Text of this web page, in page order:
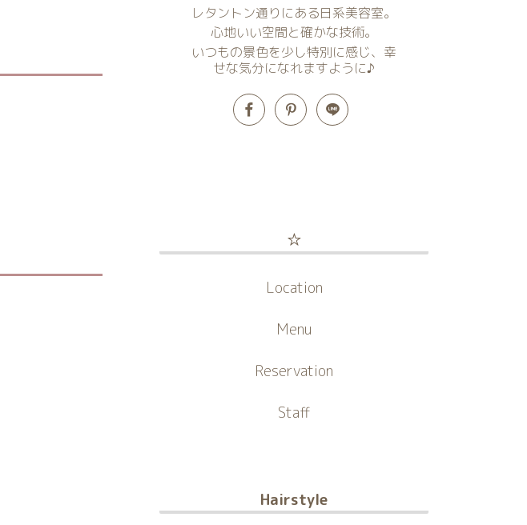
レタントン通りにある日系美容室。
心地いい空間と確かな技術。
いつもの景色を少し特別に感じ、幸
せな気分になれますように♪
☆
Location
Menu
Reservation
Staff
Hairstyle